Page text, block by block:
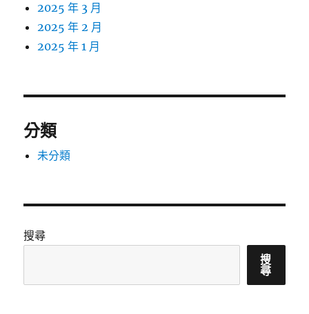
2025 年 3 月
2025 年 2 月
2025 年 1 月
分類
未分類
搜尋
搜
尋